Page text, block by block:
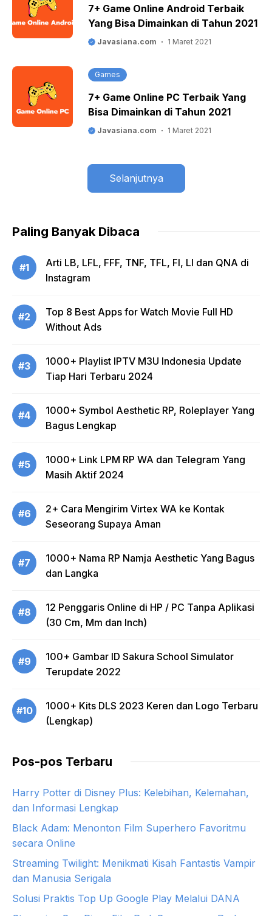
7+ Game Online Android Terbaik
Yang Bisa Dimainkan di Tahun 2021
Javasiana.com 1 Maret 2021
Games
7+ Game Online PC Terbaik Yang
Bisa Dimainkan di Tahun 2021
Javasiana.com 1 Maret 2021
Selanjutnya
Paling Banyak Dibaca
#1
Arti LB, LFL, FFF, TNF, TFL, FI, LI dan QNA di
Instagram
#2
Top 8 Best Apps for Watch Movie Full HD
Without Ads
#3
1000+ Playlist IPTV M3U Indonesia Update
Tiap Hari Terbaru 2024
#4
1000+ Symbol Aesthetic RP, Roleplayer Yang
Bagus Lengkap
#5
1000+ Link LPM RP WA dan Telegram Yang
Masih Aktif 2024
#6
2+ Cara Mengirim Virtex WA ke Kontak
Seseorang Supaya Aman
#7
1000+ Nama RP Namja Aesthetic Yang Bagus
dan Langka
#8
12 Penggaris Online di HP / PC Tanpa Aplikasi
(30 Cm, Mm dan Inch)
#9
100+ Gambar ID Sakura School Simulator
Terupdate 2022
#10
1000+ Kits DLS 2023 Keren dan Logo Terbaru
(Lengkap)
Pos-pos Terbaru
Harry Potter di Disney Plus: Kelebihan, Kelemahan,
dan Informasi Lengkap
Black Adam: Menonton Film Superhero Favoritmu
secara Online
Streaming Twilight: Menikmati Kisah Fantastis Vampir
dan Manusia Serigala
Solusi Praktis Top Up Google Play Melalui DANA